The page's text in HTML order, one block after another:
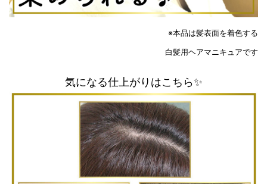
※本品は髪表面を着色する
白髪用ヘアマニキュアです
気になる仕上がりはこちら✨